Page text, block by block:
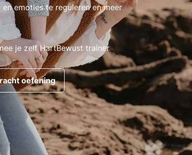
emoties te reguleren en meer
je zelf HartBewust trainer
oefening